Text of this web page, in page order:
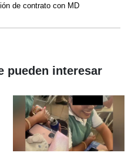
de contrato con MD
pueden interesar